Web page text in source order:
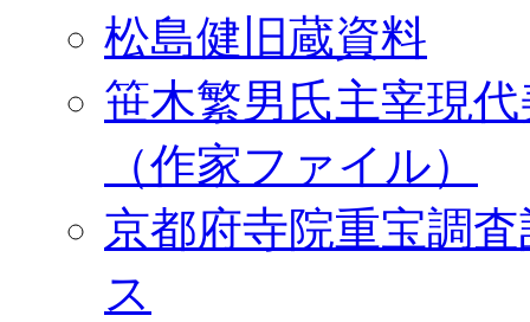
松島健旧蔵資料
笹木繁男氏主宰現
（作家ファイル）
京都府寺院重宝調
ス